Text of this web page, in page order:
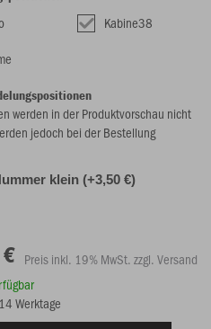
Kabine38
werden in der Produktvorschau nicht
jedoch bei der Bestellung
klein (+3,50 €)
Preis inkl. 19% MwSt. zzgl. Versand
Werktage